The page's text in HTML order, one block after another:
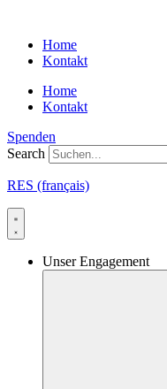
contentHome
Kontakt
Home
Kontakt
Spenden
Search
RES (français)
Unser Engagement